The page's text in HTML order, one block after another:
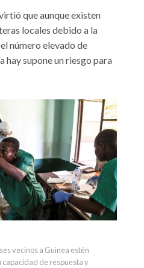
que aunque existen
locales debido a la
número elevado de
hay supone un riesgo para
vecinos a Guinea estén
de respuesta y